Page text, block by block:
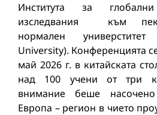
Института за
изследвания към
нормален
University). Конференцията
май 2026 г. в китайската
над 100 учени от три
внимание беше
Европа – регион в чието